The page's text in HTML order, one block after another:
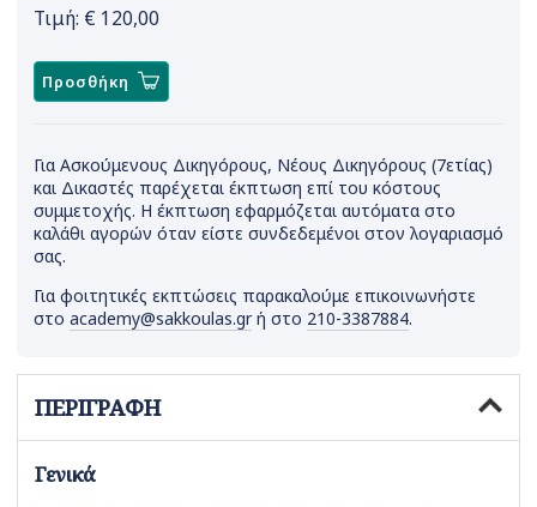
Τιμή: € 120,00
Προσθήκη
Για Ασκούμενους Δικηγόρους, Νέους Δικηγόρους (7ετίας)
και Δικαστές παρέχεται έκπτωση επί του κόστους
συμμετοχής. Η έκπτωση εφαρμόζεται αυτόματα στο
καλάθι αγορών όταν είστε συνδεδεμένοι στον λογαριασμό
σας.
Για φοιτητικές εκπτώσεις παρακαλούμε επικοινωνήστε
στο academy@sakkoulas.grή στο 210-3387884.
ΠΕΡΙΓΡΑΦΗ
Γενικά